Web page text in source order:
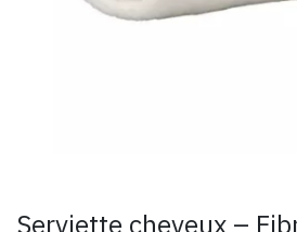
Serviette cheveux –